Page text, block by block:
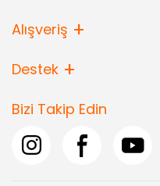
Alışveriş
Destek
Bizi Takip Edin